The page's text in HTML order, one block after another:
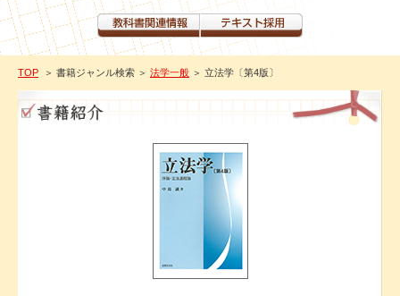
TOP ＞ 書籍ジャンル検索 ＞ 法学一般 ＞ 立法学〔第4版〕